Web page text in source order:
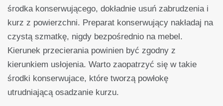
środka konserwującego, dokładnie usuń zabrudzenia i
kurz z powierzchni. Preparat konserwujący nakładaj na
czystą szmatkę, nigdy bezpośrednio na mebel.
Kierunek przecierania powinien być zgodny z
kierunkiem usłojenia. Warto zaopatrzyć się w takie
środki konserwujace, które tworzą powłokę
utrudniającą osadzanie kurzu.